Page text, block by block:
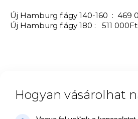
Új Hamburg f.ágy 140-160 : 469
Új Hamburg f.ágy 180 : 511
Hogyan vásárolhat